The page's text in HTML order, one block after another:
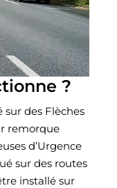
?
des Flèches
remorque
d’Urgence
sur des routes
installé sur